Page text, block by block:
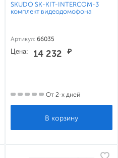
SKUDO SK-KIT-INTERCOM-3
комплект видеодомофона
Артикул: 66035
Цена: 14 232 ₽
От 2-х дней